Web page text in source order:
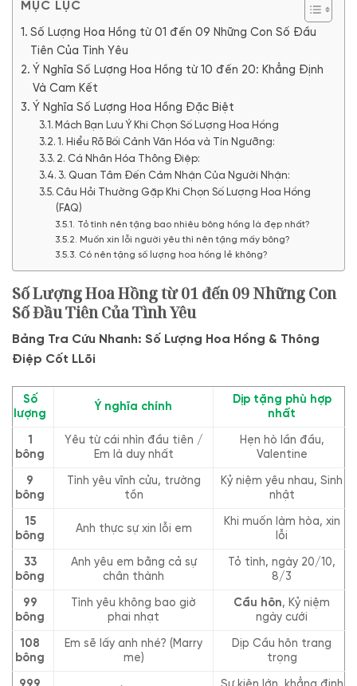
MỤC LỤC
Số Lượng Hoa Hồng từ 01 đến 09 Những Con Số Đầu
Tiên Của Tình Yêu
Ý Nghĩa Số Lượng Hoa Hồng từ 10 đến 20: Khẳng Định
Và Cam Kết
Ý Nghĩa Số Lượng Hoa Hồng Đặc Biệt
Mách Bạn Lưu Ý Khi Chọn Số Lượng Hoa Hồng
1. Hiểu Rõ Bối Cảnh Văn Hóa và Tín Ngưỡng:
2. Cá Nhân Hóa Thông Điệp:
3. Quan Tâm Đến Cảm Nhận Của Người Nhận:
Câu Hỏi Thường Gặp Khi Chọn Số Lượng Hoa Hồng
(FAQ)
Tỏ tình nên tặng bao nhiêu bông hồng là đẹp nhất?
Muốn xin lỗi người yêu thì nên tặng mấy bông?
Có nên tặng số lượng hoa hồng lẻ không?
Số Lượng Hoa Hồng từ 01 đến 09 Những Con
Số Đầu Tiên Của Tình Yêu
Bảng Tra Cứu Nhanh: Số Lượng Hoa Hồng & Thông
Điệp Cốt LLõi
Số
lượng
Ý nghĩa chính
Dịp tặng phù hợp
nhất
1
bông
Yêu từ cái nhìn đầu tiên /
Em là duy nhất
Hẹn hò lần đầu,
Valentine
9
bông
Tình yêu vĩnh cửu, trường
tồn
Kỷ niệm yêu nhau, Sinh
nhật
15
bông
Anh thực sự xin lỗi em
Khi muốn làm hòa, xin
lỗi
33
bông
Anh yêu em bằng cả sự
chân thành
Tỏ tình, ngày 20/10,
8/3
99
bông
Tình yêu không bao giờ
phai nhạt
Cầu hôn, Kỷ niệm
ngày cưới
108
bông
Em sẽ lấy anh nhé? (Marry
me)
Dịp Cầu hôn trang
trọng